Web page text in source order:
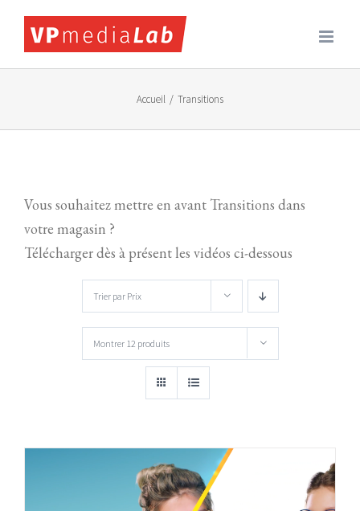
Accueil / Transitions
Vous souhaitez mettre en avant Transitions dans
votre magasin ?
Télécharger dès à présent les vidéos ci-dessous
Trier par Prix
Montrer 12 produits